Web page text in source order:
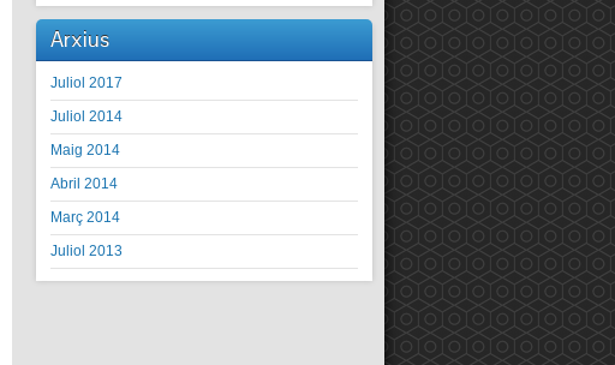
Arxius
Juliol 2017
Juliol 2014
Maig 2014
Abril 2014
Març 2014
Juliol 2013